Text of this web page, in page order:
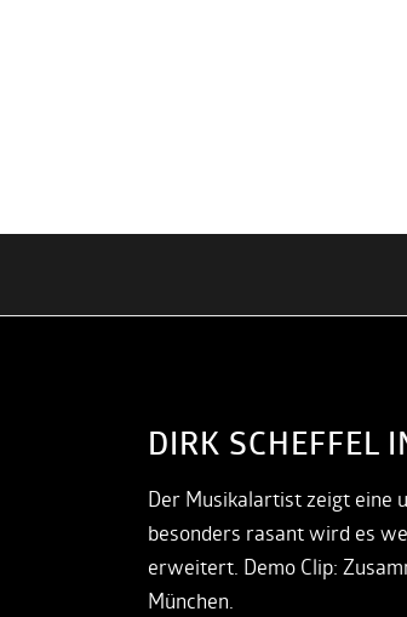
DIRK SCHEFFEL
Der Musikalartist zeigt eine
besonders rasant wird es
erweitert. Demo Clip:
München.